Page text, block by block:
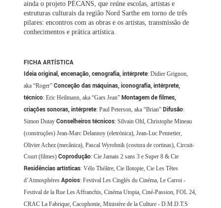
ainda o projeto PÉCANS, que reúne escolas, artistas e
estruturas culturais da região Nord Sarthe em torno de três
pilares: encontros com as obras e os artistas, transmissão de
conhecimentos e prática artística.
FICHA ARTÍSTICA
Ideia original, encenação, cenografia, intérprete: Didier Grignon,
aka “Roger”Conceção das máquinas, iconografia, intérprete,
técnico: Eric Heilmann, aka “Gars Jean” Montagem de filmes,
criações sonoras, intérprete: Paul Peterson, aka “Brian” Difusão:
Simon DutayConselheiros técnicos: Silvain Ohl, Christophe Mineau
(construções) Jean-Marc Delannoy (eletrónica), Jean-Luc Pennetier,
Olivier Achez (mecânica), Pascal Wyrobnik (costura de cortinas), Circuit-
Court (filmes)Coprodução: Cie Jamais 2 sans 3 e Super 8 & Cie
Residências artísticas: Vélo Théâtre, Cie Ilotopie, Cie Les Têtes
d’AtmosphèresApoios: Festival Les Cinglés du Cinéma, Le Carroi -
Festival de la Rue Les Affranchis, Cinéma Utopia, Ciné-Passion, FOL 24,
CRAC La Fabrique, Cacophonie, Ministère de la Culture - D.M.D.T.S